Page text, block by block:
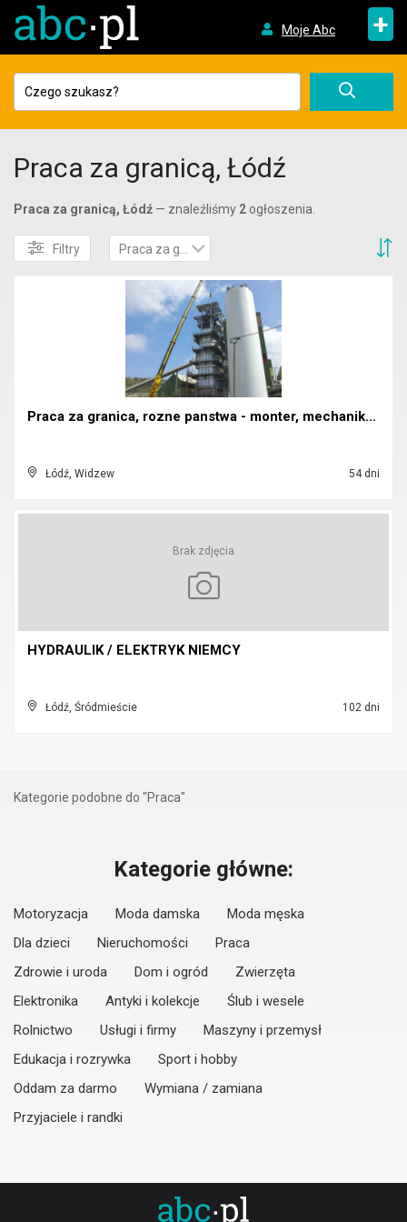
Moje Abc +
Praca za granicą, Łódź
Praca za granicą, Łódź — znaleźliśmy 2 ogłoszenia.
Filtry Praca za granicą
Praca za granica, rozne panstwa - monter, mechanik...
Łódź, Widzew 54 dni
Brak zdjęcia
HYDRAULIK / ELEKTRYK NIEMCY
Łódź, Śródmieście 102 dni
Kategorie podobne do "Praca"
Kategorie główne:
Motoryzacja Moda damska
Moda męska
Dla dzieci
Nieruchomości
Praca
Zdrowie i uroda
Dom i ogród
Zwierzęta
Elektronika
Antyki i kolekcje
Ślub i wesele
Rolnictwo
Usługi i firmy
Maszyny i przemysł
Edukacja i rozrywka
Sport i hobby
Oddam za darmo
Wymiana / zamiana
Przyjaciele i randki